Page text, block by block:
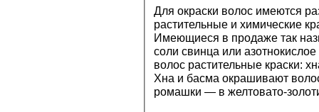
Для окраски волос имеются
растительные и химические
Имеющиеся в продаже так
соли свинца или
волос растительные краски:
Хна и басма окрашивают
ромашки — в желтовато-